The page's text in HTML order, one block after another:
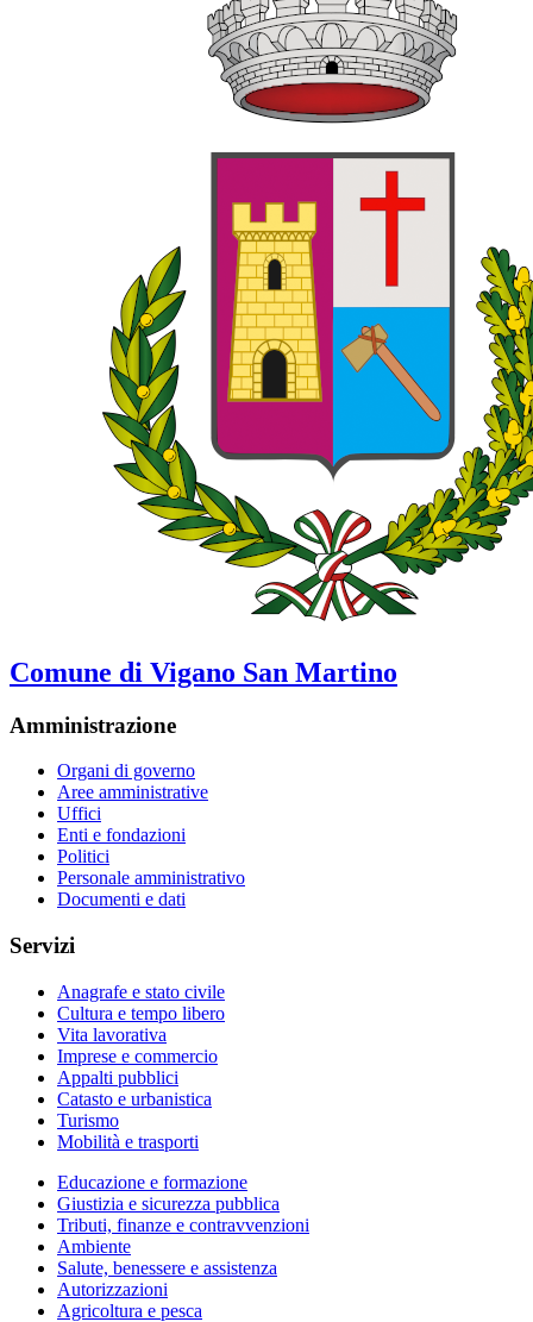
Comune di Vigano San Martino
Amministrazione
Organi di governo
Aree amministrative
Uffici
Enti e fondazioni
Politici
Personale amministrativo
Documenti e dati
Servizi
Anagrafe e stato civile
Cultura e tempo libero
Vita lavorativa
Imprese e commercio
Appalti pubblici
Catasto e urbanistica
Turismo
Mobilità e trasporti
Educazione e formazione
Giustizia e sicurezza pubblica
Tributi, finanze e contravvenzioni
Ambiente
Salute, benessere e assistenza
Autorizzazioni
Agricoltura e pesca